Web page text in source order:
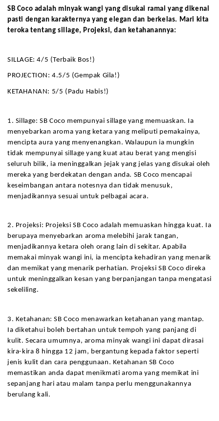
SB Coco adalah minyak wangi yang disukai ramai yang dikenal
pasti dengan karakternya yang elegan dan berkelas. Mari kita
teroka tentang sillage, Projeksi, dan ketahanannya:
SILLAGE: 4/5 (Terbaik Bos!)
PROJECTION: 4.5/5 (Gempak Gila!)
KETAHANAN: 5/5 (Padu Habis!)
1. Sillage: SB Coco mempunyai sillage yang memuaskan. Ia
menyebarkan aroma yang ketara yang meliputi pemakainya,
mencipta aura yang menyenangkan. Walaupun ia mungkin
tidak mempunyai sillage yang kuat atau berat yang mengisi
seluruh bilik, ia meninggalkan jejak yang jelas yang disukai oleh
mereka yang berdekatan dengan anda. SB Coco mencapai
keseimbangan antara notesnya dan tidak menusuk,
menjadikannya sesuai untuk pelbagai acara.
2. Projeksi: Projeksi SB Coco adalah memuaskan hingga kuat. Ia
berupaya menyebarkan aroma melebihi jarak tangan,
menjadikannya ketara oleh orang lain di sekitar. Apabila
memakai minyak wangi ini, ia mencipta kehadiran yang menarik
dan memikat yang menarik perhatian. Projeksi SB Coco direka
untuk meninggalkan kesan yang berpanjangan tanpa mengatasi
sekeliling.
3. Ketahanan: SB Coco menawarkan ketahanan yang mantap.
Ia diketahui boleh bertahan untuk tempoh yang panjang di
kulit. Secara umumnya, aroma minyak wangi ini dapat dirasai
kira-kira 8 hingga 12 jam, bergantung kepada faktor seperti
jenis kulit dan cara penggunaan. Ketahanan SB Coco
memastikan anda dapat menikmati aroma yang memikat ini
sepanjang hari atau malam tanpa perlu menggunakannya
berulang kali.